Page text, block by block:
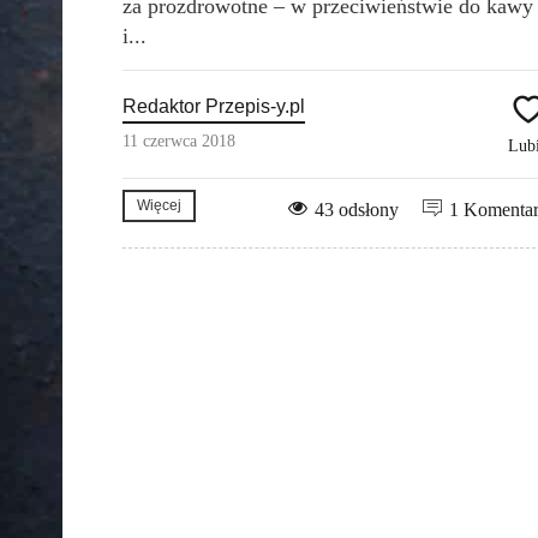
za prozdrowotne – w przeciwieństwie do kawy
i...
Redaktor Przepis-y.pl
11 czerwca 2018
Więcej 1
43 odsłony